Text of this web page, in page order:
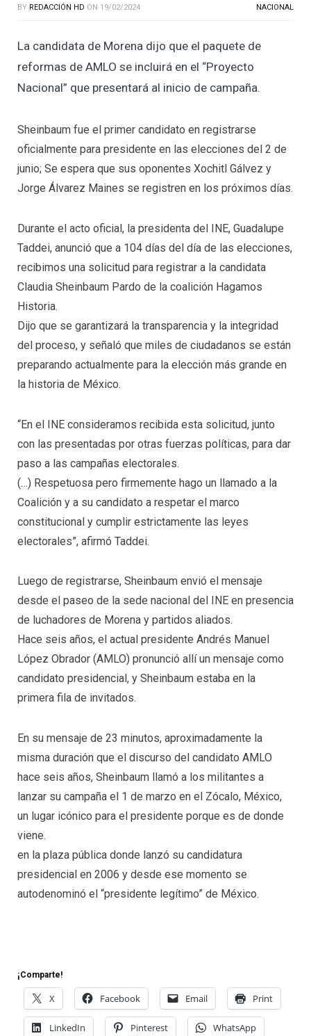
BY REDACCIÓN HD ON 19/02/2024 NACIONAL
La candidata de Morena dijo que el paquete de
reformas de AMLO se incluirá en el “Proyecto
Nacional” que presentará al inicio de campaña.
Sheinbaum fue el primer candidato en registrarse
oficialmente para presidente en las elecciones del 2 de
junio; Se espera que sus oponentes Xochitl Gálvez y
Jorge Álvarez Maines se registren en los próximos días.
Durante el acto oficial, la presidenta del INE, Guadalupe
Taddei, anunció que a 104 días del día de las elecciones,
recibimos una solicitud para registrar a la candidata
Claudia Sheinbaum Pardo de la coalición Hagamos
Historia.
Dijo que se garantizará la transparencia y la integridad
del proceso, y señaló que miles de ciudadanos se están
preparando actualmente para la elección más grande en
la historia de México.
“En el INE consideramos recibida esta solicitud, junto
con las presentadas por otras fuerzas políticas, para dar
paso a las campañas electorales.
(…) Respetuosa pero firmemente hago un llamado a la
Coalición y a su candidato a respetar el marco
constitucional y cumplir estrictamente las leyes
electorales”, afirmó Taddei.
Luego de registrarse, Sheinbaum envió el mensaje
desde el paseo de la sede nacional del INE en presencia
de luchadores de Morena y partidos aliados.
Hace seis años, el actual presidente Andrés Manuel
López Obrador (AMLO) pronunció allí un mensaje como
candidato presidencial, y Sheinbaum estaba en la
primera fila de invitados.
En su mensaje de 23 minutos, aproximadamente la
misma duración que el discurso del candidato AMLO
hace seis años, Sheinbaum llamó a los militantes a
lanzar su campaña el 1 de marzo en el Zócalo, México,
un lugar icónico para el presidente porque es de donde
viene.
en la plaza pública donde lanzó su candidatura
presidencial en 2006 y desde ese momento se
autodenominó el “presidente legítimo” de México.
¡Comparte!
X Facebook Email Print
LinkedIn Pinterest WhatsApp